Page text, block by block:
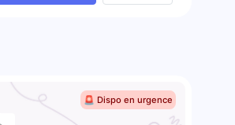
🚨 Dispo en urgence